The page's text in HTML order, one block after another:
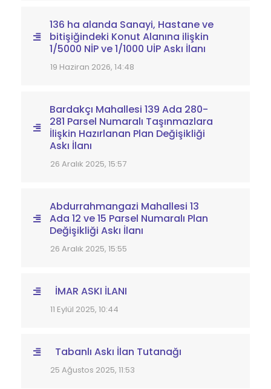
136 ha alanda Sanayi, Hastane ve
bitişiğindeki Konut Alanına ilişkin
1/5000 NİP ve 1/1000 UİP Askı İlanı
19 Haziran 2026, 14:48
Bardakçı Mahallesi 139 Ada 280-
281 Parsel Numaralı Taşınmazlara
İlişkin Hazırlanan Plan Değişikliği
Askı İlanı
26 Aralık 2025, 15:57
Abdurrahmangazi Mahallesi 13
Ada 12 ve 15 Parsel Numaralı Plan
Değişikliği Askı İlanı
26 Aralık 2025, 15:55
İMAR ASKI İLANI
11 Eylül 2025, 10:44
Tabanlı Askı İlan Tutanağı
25 Ağustos 2025, 11:53